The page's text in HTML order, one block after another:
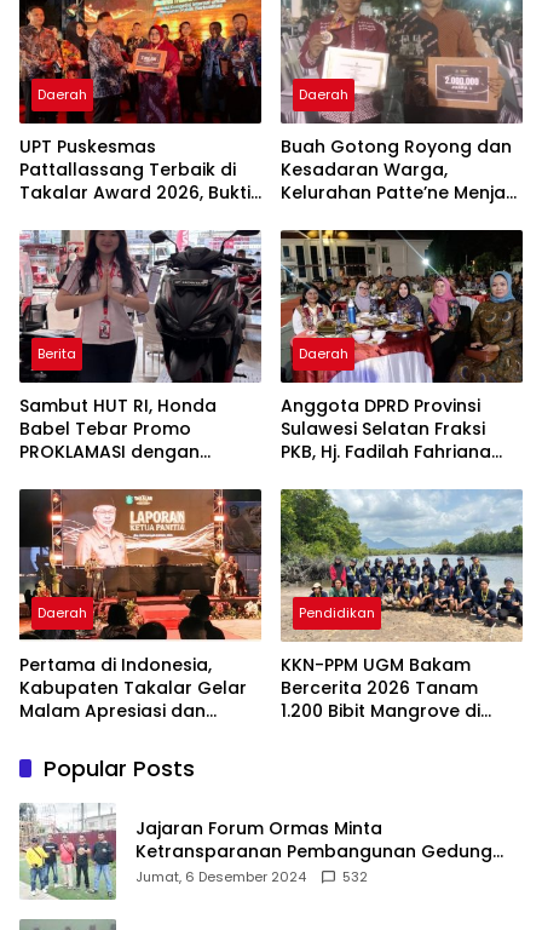
Daerah
UPT Puskesmas
Pattallassang Terbaik di
Takalar Award 2026, Bukti
Pelayanan Kesehatan
Berkualitas
Daerah
Buah Gotong Royong dan
Kesadaran Warga,
Kelurahan Patte’ne Menjadi
2026
Berita
Sambut HUT RI, Honda
Babel Tebar Promo
PROKLAMASI dengan
Jutaan Rupiah
Daerah
Anggota DPRD Provinsi
Sulawesi Selatan Fraksi
PKB, Hj. Fadilah Fahriana
Takalar Menyalakan
Lentera Pengabdian
Melalui Malam Apresiasi
dan Inovasi Award 2026
Daerah
Pertama di Indonesia,
Kabupaten Takalar Gelar
Malam Apresiasi dan
Panggung Penghargaan
bagi Pelayan Publik
Berprestasi
Pendidikan
KKN-PPM UGM Bakam
Bercerita 2026 Tanam
1.200 Bibit Mangrove di
Popular Posts
Jajaran Forum Ormas Minta
Ketransparanan Pembangunan Gedung
Damkar Di Kecamatan Cisoka
Jumat, 6 Desember 2024 532